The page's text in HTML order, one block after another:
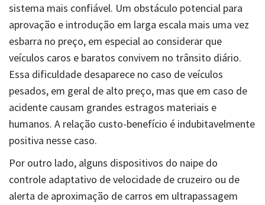
sistema mais confiável. Um obstáculo potencial para
aprovação e introdução em larga escala mais uma vez
esbarra no preço, em especial ao considerar que
veículos caros e baratos convivem no trânsito diário.
Essa dificuldade desaparece no caso de veículos
pesados, em geral de alto preço, mas que em caso de
acidente causam grandes estragos materiais e
humanos. A relação custo-benefício é indubitavelmente
positiva nesse caso.
Por outro lado, alguns dispositivos do naipe do
controle adaptativo de velocidade de cruzeiro ou de
alerta de aproximação de carros em ultrapassagem